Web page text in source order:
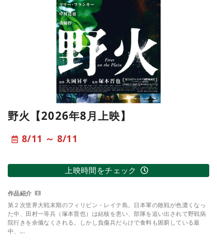
野火【2026年8月上映】
8/11 ～ 8/11
上映時間をチェック
第２次世界大戦末期のフィリピン・レイテ島。日本軍の敗戦が色濃くなっ
た中、田村一等兵（塚本晋也）は結核を患い、部隊を追い出されて野戦病
院行きを余儀なくされる。しかし負傷兵だらけで食料も困窮している最
中、...